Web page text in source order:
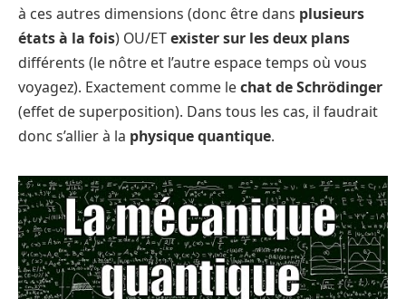
à ces autres dimensions (donc être dans plusieurs
états à la fois) OU/ETexister sur les deux plans
différents (le nôtre et l’autre espace temps où vous
voyagez). Exactement comme lechat de Schrödinger
(effet de superposition). Dans tous les cas, il faudrait
donc s’allier à la physique quantique.